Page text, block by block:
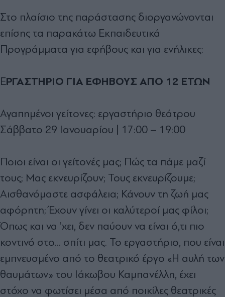
Στο πλαίσιο της παράστασης διοργανώνονται
επίσης τα παρακάτω Εκπαιδευτικά
Προγράμματα για εφήβους και για ενήλικες:
ΕΡΓΑΣΤΗΡΙΟ ΓΙΑ ΕΦΗΒΟΥΣ ΑΠΟ 12 ΕΤΩΝ
Αγαπημένοι γείτονες: εργαστήριο θεάτρου
Σάββατο 29 Ιανουαρίου | 17:00 – 19:00
Ποιοι είναι οι γείτονές μας; Πώς τα πάμε μαζί
τους; Μας εκνευρίζουν; Τους εκνευρίζουμε;
Αισθανόμαστε ασφάλεια; Κάνουν τη ζωή μας
αφόρητη; Έχουν γίνει οι καλύτεροί μας φίλοι;
Όπως και να ’χει, δεν παύουν να είναι ό,τι πιο
κοντινό στο... σπίτι μας. Το εργαστήριο, που είναι
εμπνευσμένο από το θεατρικό έργο «Η αυλή των
θαυμάτων» του Ιάκωβου Καμπανέλλη, έχει
στόχο να φωτίσει μέσα από ποικίλες θεατρικές